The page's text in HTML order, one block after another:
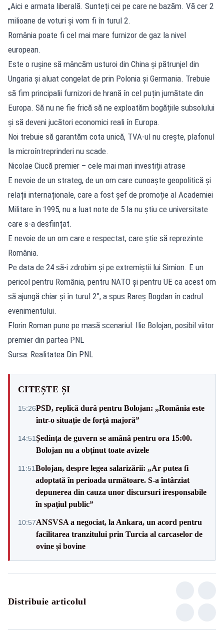
„Aici e armata liberală. Sunteți cei pe care ne bazăm. Vă cer 2
milioane de voturi și vom fi în turul 2.
România poate fi cel mai mare furnizor de gaz la nivel
european.
Este o rușine să mâncăm usturoi din China și pătrunjel din
Ungaria și aluat congelat de prin Polonia și Germania. Trebuie
să fim principalii furnizori de hrană în cel puțin jumătate din
Europa. Să nu ne fie frică să ne exploatăm bogățiile subsolului
și să deveni jucători economici reali în Europa.
Noi trebuie să garantăm cota unică, TVA-ul nu crește, plafonul
la microîntreprinderi nu scade.
Nicolae Ciucă premier – cele mai mari investiții atrase
E nevoie de un strateg, de un om care cunoaște geopolitică și
relații internaționale, care a fost șef de promoție al Academiei
Militare în 1995, nu a luat note de 5 la nu știu ce universitate
care s-a desființat.
E nevoie de un om care e respectat, care știe să reprezinte
România.
Pe data de 24 să-i zdrobim și pe extremiștii lui Simion. E un
pericol pentru România, pentru NATO și pentru UE ca acest om
să ajungă chiar și în turul 2”, a spus Rareș Bogdan în cadrul
evenimentului.
Florin Roman pune pe masă scenariul: Ilie Bolojan, posibil viitor
premier din partea PNL
Sursa: Realitatea Din PNL
CITEȘTE ȘI
15:26PSD, replică dură pentru Bolojan: „România este
într-o situație de forță majoră”
14:51Ședința de guvern se amână pentru ora 15:00.
Bolojan nu a obținut toate avizele
11:51Bolojan, despre legea salarizării: „Ar putea fi
adoptată în perioada următoare. S-a întârziat
depunerea din cauza unor discursuri iresponsabile
în spaţiul public”
10:57ANSVSA a negociat, la Ankara, un acord pentru
facilitarea tranzitului prin Turcia al carcaselor de
ovine și bovine
Distribuie articolul